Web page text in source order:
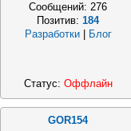
Сообщений:276
Позитив:184
Разработки
Блог
Статус: Оффлайн
GOR154